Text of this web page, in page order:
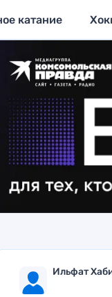
катание
Ильфат